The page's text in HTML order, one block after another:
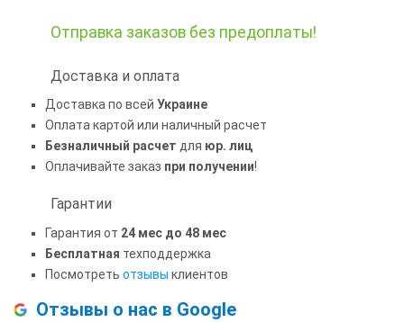
Отправка заказов без предоплаты!
Доставка и оплата
Доставка по всей Украине
Оплата картой или наличный расчет
Безналичный расчет для юр. лиц
Оплачивайте заказ при получении!
Гарантии
Гарантия от 24 мес до 48 мес
Бесплатная техподдержка
Посмотреть отзывы клиентов
Отзывы о нас в Google